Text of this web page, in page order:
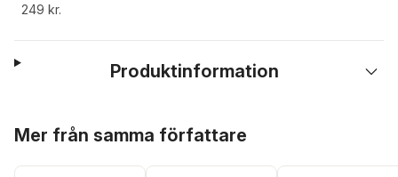
249 kr.
Produktinformation
Mer från samma författare